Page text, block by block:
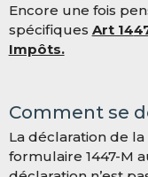
Encore une fois
spécifiques Art 14
Impôts.
Comment se
La déclaration de
formulaire 1447-M